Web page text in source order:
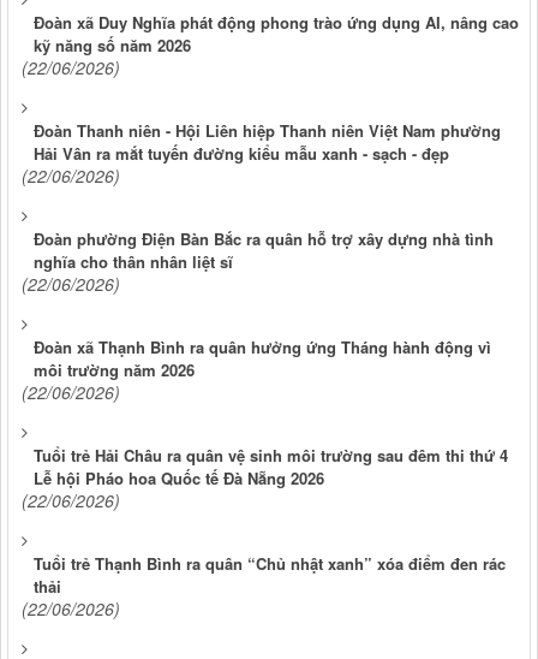
Đoàn xã Duy Nghĩa phát động phong trào ứng dụng AI, nâng cao
kỹ năng số năm 2026
(22/06/2026)
Đoàn Thanh niên - Hội Liên hiệp Thanh niên Việt Nam phường
Hải Vân ra mắt tuyến đường kiểu mẫu xanh - sạch - đẹp
(22/06/2026)
Đoàn phường Điện Bàn Bắc ra quân hỗ trợ xây dựng nhà tình
nghĩa cho thân nhân liệt sĩ
(22/06/2026)
Đoàn xã Thạnh Bình ra quân hưởng ứng Tháng hành động vì
môi trường năm 2026
(22/06/2026)
Tuổi trẻ Hải Châu ra quân vệ sinh môi trường sau đêm thi thứ 4
Lễ hội Pháo hoa Quốc tế Đà Nẵng 2026
(22/06/2026)
Tuổi trẻ Thạnh Bình ra quân “Chủ nhật xanh” xóa điểm đen rác
thải
(22/06/2026)